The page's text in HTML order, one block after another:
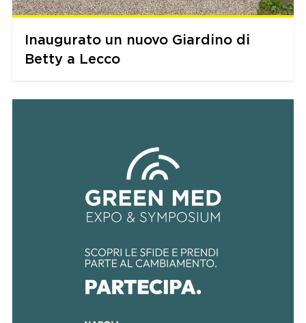
Inaugurato un nuovo Giardino di
Betty a Lecco